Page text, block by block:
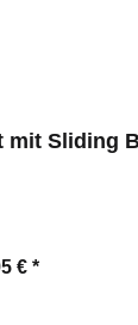
mit Sliding
€ *